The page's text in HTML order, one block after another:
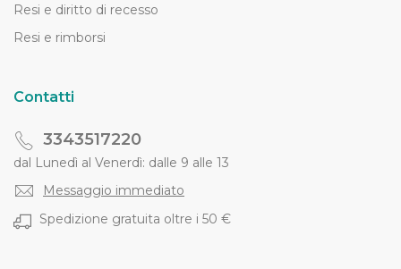
Resi e diritto di recesso
Resi e rimborsi
Contatti
3343517220
dal Lunedì al Venerdì: dalle 9 alle 13
Messaggio immediato
Spedizione gratuita oltre i 50 €